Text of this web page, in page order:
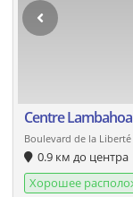
Centre
Boulevard de la Liberté
0.9 км до центра
Хорошее